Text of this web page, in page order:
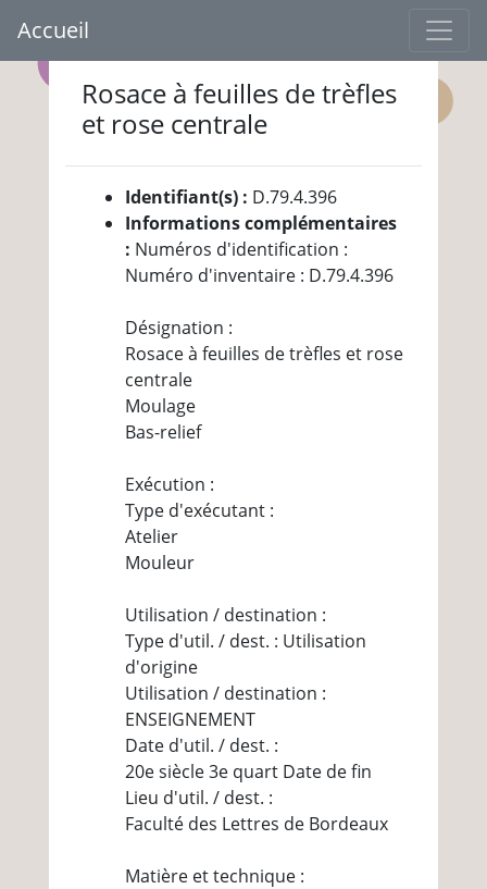
Accueil
Rosace à feuilles de trèfles
et rose centrale
Identifiant(s) : D.79.4.396
Informations complémentaires
: Numéros d'identification :
Numéro d'inventaire : D.79.4.396
Désignation :
Rosace à feuilles de trèfles et rose
centrale
Moulage
Bas-relief
Exécution :
Type d'exécutant :
Atelier
Mouleur
Utilisation / destination :
Type d'util. / dest. : Utilisation
d'origine
Utilisation / destination :
ENSEIGNEMENT
Date d'util. / dest. :
20e siècle 3e quart Date de fin
Lieu d'util. / dest. :
Faculté des Lettres de Bordeaux
Matière et technique :